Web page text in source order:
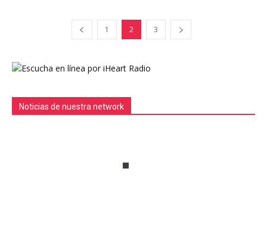
1 2 3
Noticias de nuestra network